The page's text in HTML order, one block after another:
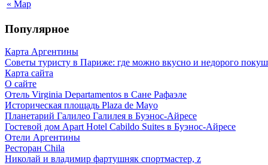
« Мар
Популярное
Карта Аргентины
Советы туристу в Париже: где можно вкусно и недорого
Карта сайта
О сайте
Отель Virginia Departamentos в Сане Рафаэле
Историческая площадь Plaza de Mayo
Планетарий Галилео Галилея в Буэнос-Айресе
Гостевой дом Apart Hotel Cabildo Suites в Буэнос-Айресе
Отели Аргентины
Ресторан Chila
Николай и владимир фартушняк спортмастер, z